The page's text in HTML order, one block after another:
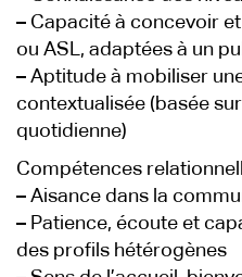
– Capacité à concevoir
ou ASL, adaptées à un
– Aptitude à mobiliser
contextualisée (basée
quotidienne)
Compétences
– Aisance dans la
– Patience, écoute et
des profils hétérogènes